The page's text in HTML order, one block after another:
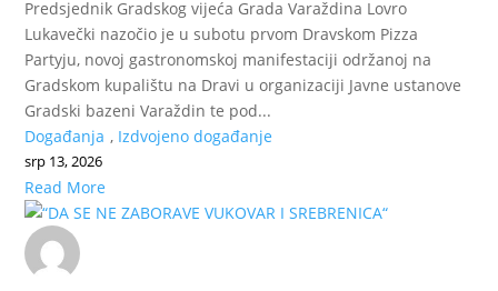
Predsjednik Gradskog vijeća Grada Varaždina Lovro
Lukavečki nazočio je u subotu prvom Dravskom Pizza
Partyju, novoj gastronomskoj manifestaciji održanoj na
Gradskom kupalištu na Dravi u organizaciji Javne ustanove
Gradski bazeni Varaždin te pod...
Događanja , Izdvojeno događanje
srp 13, 2026
Read More